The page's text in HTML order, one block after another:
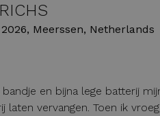
Meerssen, Netherlands
en bijna lege batterij
laten vervangen. Toen ik